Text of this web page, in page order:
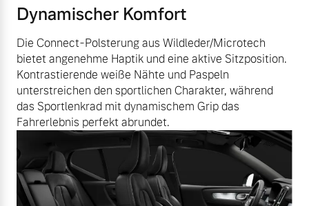
Dynamischer Komfort
Die Connect-Polsterung aus Wildleder/Microtech
bietet angenehme Haptik und eine aktive Sitzposition.
Kontrastierende weiße Nähte und Paspeln
unterstreichen den sportlichen Charakter, während
das Sportlenkrad mit dynamischem Grip das
Fahrerlebnis perfekt abrundet.